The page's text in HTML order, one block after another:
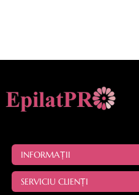
INFORMAȚII
SERVICIU CLIENȚI